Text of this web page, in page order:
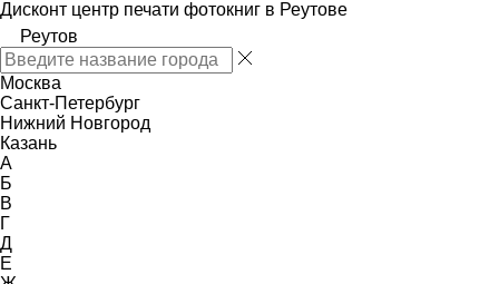
Дисконт центр печати фотокниг в Реутове
Реутов
Москва
Санкт-Петербург
Нижний Новгород
Казань
А
Б
В
Г
Д
Е